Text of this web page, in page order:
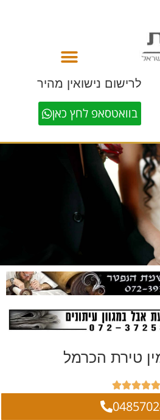
לרישום נישואין מהיר
בוואטסאפ לחץ כאן
טירת הכרמל




